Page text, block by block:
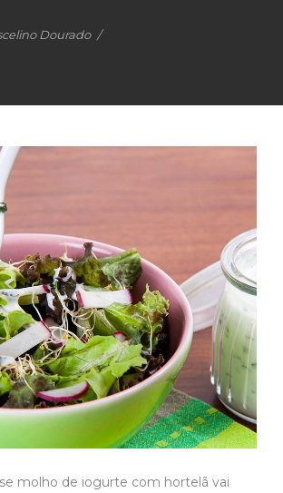
Dourado /
molho de iogurte com hortelã vai